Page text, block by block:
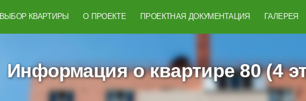
ВЫБОР КВАРТИРЫ О ПРОЕКТЕ ПРОЕКТНАЯ ДОКУМЕНТАЦИЯ ГАЛЕРЕЯ
Информация о квартире 80 (4